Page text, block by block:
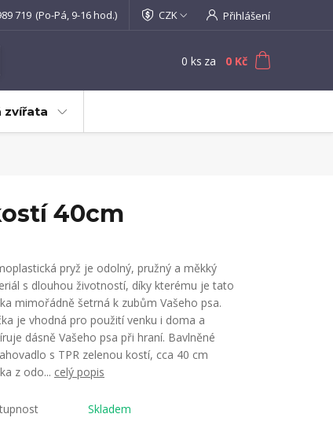
CZK Přihlášení
719 (Po-Pá, 9-16 hod.)
0 ks za 0 Kč
zvířata
40cm
pryž je odolný, pružný a měkký
s dlouhou životností, díky kterému je tato
mimořádně šetrná k zubům Vašeho psa.
je vhodná pro použití venku i doma a
dásně Vašeho psa při hraní. Bavlněné
s TPR zelenou kostí, cca 40 cm
z odo... celý popis
Skladem